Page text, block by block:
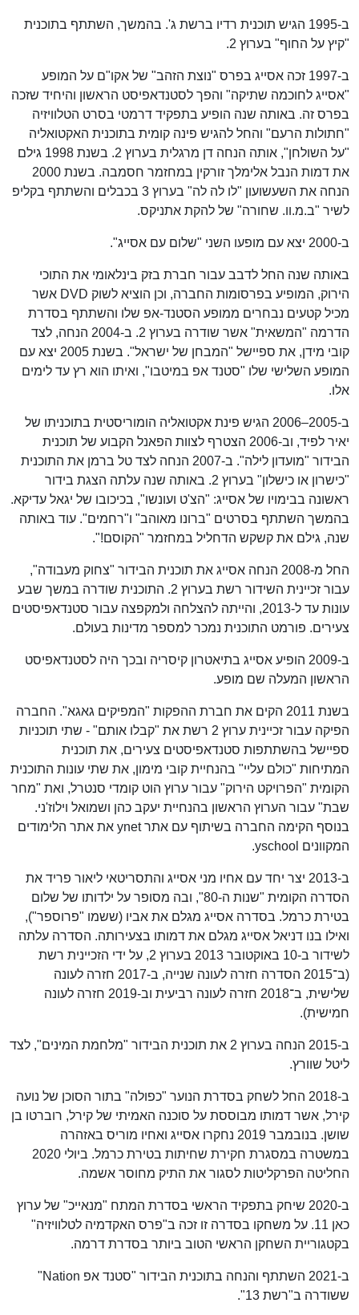
ב-1995 הגיש תוכנית רדיו ברשת ג'. בהמשך, השתתף בתוכנית
"קיץ על החוף" בערוץ 2.
ב-1997 זכה אסייג בפרס "נוצת הזהב" של אקו"ם על המופע
"אסייג לחוכמה שתיקה" והפך לסטנדאפיסט הראשון והיחיד שזכה
בפרס זה. באותה שנה הופיע בתפקיד דרמטי בסרט הטלוויזיה
"חתולות הרעם" והחל להגיש פינה קומית בתוכנית האקטואליה
"על השולחן", אותה הנחה דן מרגלית בערוץ 2. בשנת 1998 גילם
את דמות הנבל אלימלך זורקין במחזמר חסמבה. בשנת 2000
הנחה את השעשועון "לו לה לה" בערוץ 3 בכבלים והשתתף בקליפ
לשיר "ב.מ.וו. שחורה" של להקת אתניקס.
ב-2000 יצא עם מופעו השני "שלום עם אסייג".
באותה שנה החל לדבב עבור חברת בזק בינלאומי את התוכי
הירוק, המופיע בפרסומות החברה, וכן הוציא לשוק DVD אשר
מכיל קטעים נבחרים ממופע הסטנד-אפ שלו והשתתף בסדרת
הדרמה "המשאית" אשר שודרה בערוץ 2. ב-2004 הנחה, לצד
קובי מידן, את ספיישל "המבחן של ישראל". בשנת 2005 יצא עם
המופע השלישי שלו "סטנד אפ במיטבו", ואיתו הוא רץ עד לימים
אלו.
ב-2005–2006 הגיש פינת אקטואליה הומוריסטית בתוכניתו של
יאיר לפיד, וב-2006 הצטרף לצוות הפאנל הקבוע של תוכנית
הבידור "מועדון לילה". ב-2007 הנחה לצד טל ברמן את התוכנית
"כישרון או כישלון" בערוץ 2. באותה שנה עלתה הצגת בידור
ראשונה בבימויו של אסייג: "הצ'ט ועונשו", בכיכובו של יגאל עדיקא.
בהמשך השתתף בסרטים "ברונו מאוהב" ו"רחמים". עוד באותה
שנה, גילם את קשקש הדחליל במחזמר "הקוסם!".
החל מ-2008 הנחה אסייג את תוכנית הבידור "צחוק מעבודה",
עבור זכיינית השידור רשת בערוץ 2. התוכנית שודרה במשך שבע
עונות עד ל-2013, והייתה להצלחה ולמקפצה עבור סטנדאפיסטים
צעירים. פורמט התוכנית נמכר למספר מדינות בעולם.
ב-2009 הופיע אסייג בתיאטרון קיסריה ובכך היה לסטנדאפיסט
הראשון המעלה שם מופע.
בשנת 2011 הקים את חברת ההפקות "המפיקים גאגא". החברה
הפיקה עבור זכיינית ערוץ 2 רשת את "קבלו אותם" - שתי תוכניות
ספיישל בהשתתפות סטנדאפיסטים צעירים, את תוכנית
המתיחות "כולם עליי" בהנחיית קובי מימון, את שתי עונות התוכנית
הקומית "הפרויקט הירוק" עבור ערוץ הוט קומדי סנטרל, ואת "מחר
שבת" עבור הערוץ הראשון בהנחיית יעקב כהן ושמואל וילוז'ני.
בנוסף הקימה החברה בשיתוף עם אתר ynet את אתר הלימודים
המקוונים yschool.
ב-2013 יצר יחד עם אחיו מני אסייג והתסריטאי ליאור פריד את
הסדרה הקומית "שנות ה-80", ובה מסופר על ילדותו של שלום
בטירת כרמל. בסדרה אסייג מגלם את אביו (ששמו "פרוספר"),
ואילו בנו דניאל אסייג מגלם את דמותו בצעירותה. הסדרה עלתה
לשידור ב-10 באוקטובר 2013 בערוץ 2, על ידי הזכיינית רשת
(ב־2015 הסדרה חזרה לעונה שנייה, ב-2017 חזרה לעונה
שלישית, ב־2018 חזרה לעונה רביעית וב-2019 חזרה לעונה
חמישית).
ב-2015 הנחה בערוץ 2 את תוכנית הבידור "מלחמת המינים", לצד
ליטל שוורץ.
ב-2018 החל לשחק בסדרת הנוער "כפולה" בתור הסוכן של נועה
קירל, אשר דמותו מבוססת על סוכנה האמיתי של קירל, רוברטו בן
שושן. בנובמבר 2019 נחקרו אסייג ואחיו מוריס באזהרה
במשטרה במסגרת חקירת שחיתות בטירת כרמל. ביולי 2020
החליטה הפרקליטות לסגור את התיק מחוסר אשמה.
ב-2020 שיחק בתפקיד הראשי בסדרת המתח "מנאייכ" של ערוץ
כאן 11. על משחקו בסדרה זו זכה ב"פרס האקדמיה לטלוויזיה"
בקטגוריית השחקן הראשי הטוב ביותר בסדרת דרמה.
ב-2021 השתתף והנחה בתוכנית הבידור "סטנד אפ Nation"
ששודרה ב"רשת 13".